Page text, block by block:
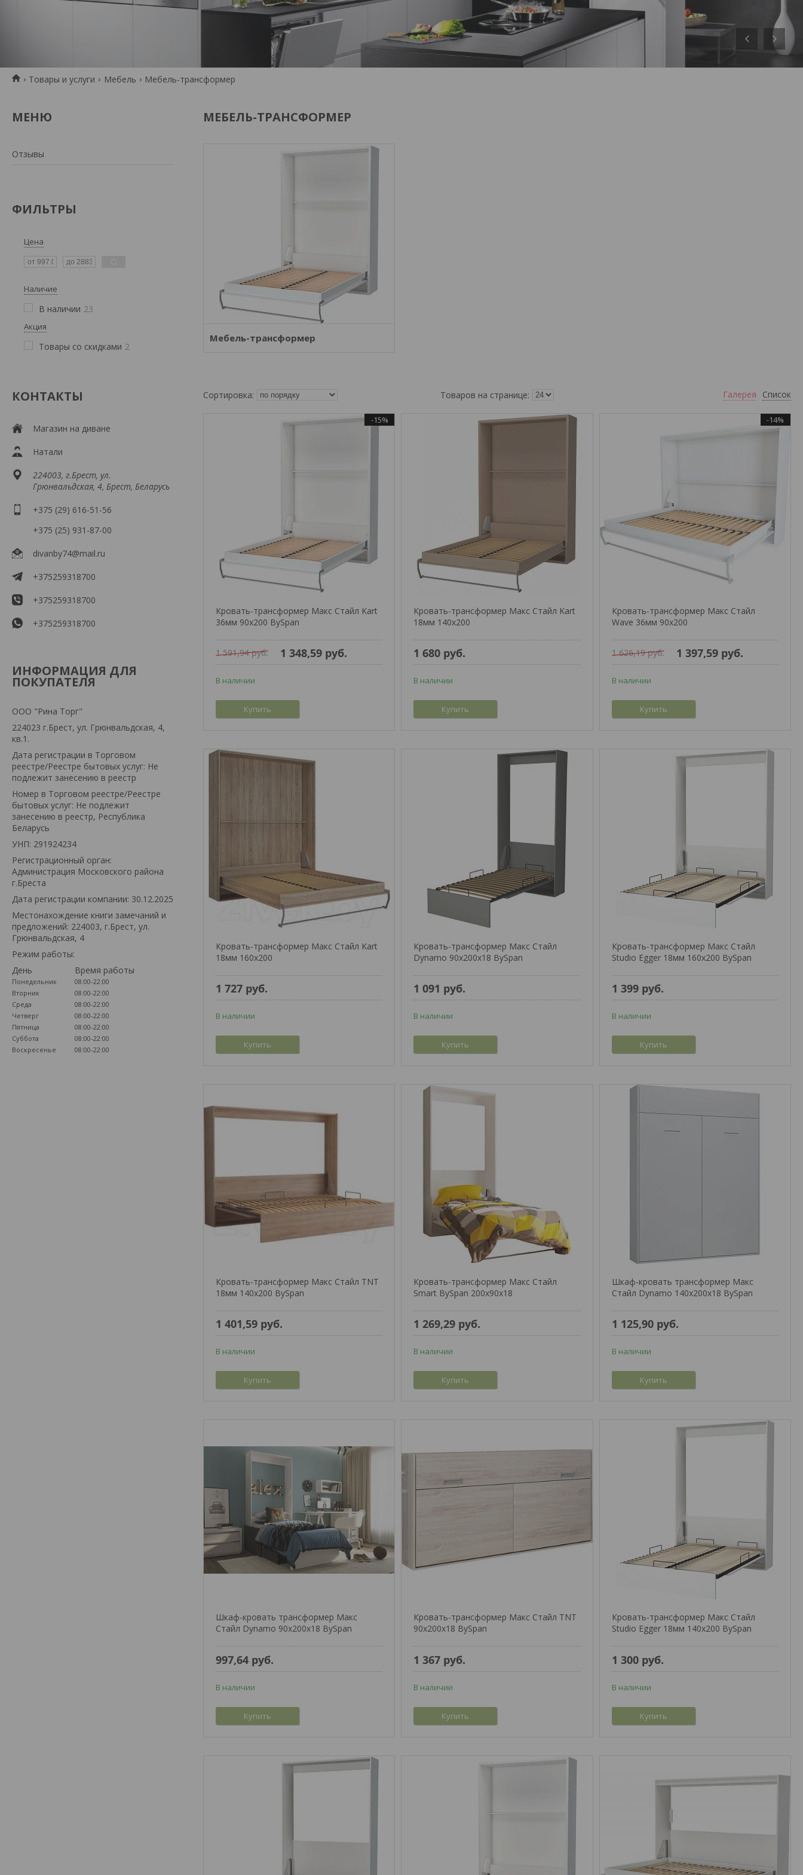
Товары и услуги Мебель Мебель-трансформер
Отзывы
ФИЛЬТРЫ
Цена
Наличие
В наличии 23
Акция
Товары со скидками 2
КОНТАКТЫ
Магазин на диване
Натали
224003, г.Брест, ул.
Грюнвальдская, 4, Брест, Беларусь
+375 (29) 616-51-56
+375 (25) 931-87-00
divanby74@mail.ru
+375259318700
+375259318700
+375259318700
ИНФОРМАЦИЯ ДЛЯ
ПОКУПАТЕЛЯ
ООО "Рина Торг"
224023 г.Брест, ул. Грюнвальдская, 4,
кв.1.
Дата регистрации в Торговом
реестре/Реестре бытовых услуг: Не
подлежит занесению в реестр
Номер в Торговом реестре/Реестре
бытовых услуг: Не подлежит
занесению в реестр, Республика
Беларусь
УНП: 291924234
Регистрационный орган:
Администрация Московского района
г.Бреста
Дата регистрации компании: 30.12.2025
Местонахождение книги замечаний и
предложений: 224003, г.Брест, ул.
Грюнвальдская, 4
Режим работы:
День
Время работы
Понедельник
08:00-22:00
Вторник
08:00-22:00
Среда
08:00-22:00
Четверг
08:00-22:00
Пятница
08:00-22:00
Суббота
08:00-22:00
Воскресенье
08:00-22:00
МЕБЕЛЬ-ТРАНСФОРМЕР
Мебель-трансформер
Галерея Список
-15%
Кровать-трансформер Макс Стайл Kart
36мм 90x200 BySpan
1 591,94руб. 1 348,59 руб.
В наличии
Купить
Кровать-трансформер Макс Стайл Kart
18мм 140x200
1 680 руб.
В наличии
Купить
-14%
Кровать-трансформер Макс Стайл
Wave 36мм 90x200
1 626,19руб. 1 397,59 руб.
В наличии
Купить
Кровать-трансформер Макс Стайл Kart
18мм 160x200
1 727 руб.
В наличии
Купить
Кровать-трансформер Макс Стайл
Dynamo 90x200x18 BySpan
1 091 руб.
В наличии
Купить
Кровать-трансформер Макс Стайл
Studio Egger 18мм 160x200 BySpan
1 399 руб.
В наличии
Купить
Кровать-трансформер Макс Стайл TNT
18мм 140x200 BySpan
1 401,59 руб.
В наличии
Купить
Кровать-трансформер Макс Стайл
Smart BySpan 200x90x18
1 269,29 руб.
В наличии
Купить
Шкаф-кровать трансформер Макс
Стайл Dynamo 140x200x18 BySpan
1 125,90 руб.
В наличии
Купить
Шкаф-кровать трансформер Макс
Стайл Dynamo 90x200x18 BySpan
997,64 руб.
В наличии
Купить
Кровать-трансформер Макс Стайл TNT
90x200x18 BySpan
1 367 руб.
В наличии
Купить
Кровать-трансформер Макс Стайл
Studio Egger 18мм 140x200 BySpan
1 300 руб.
В наличии
Купить